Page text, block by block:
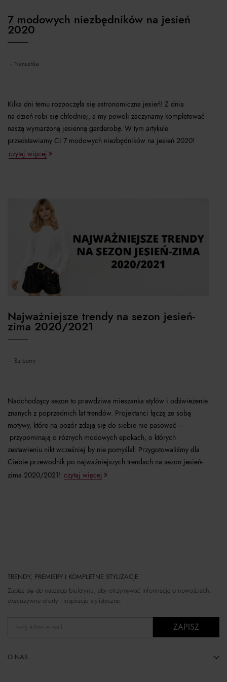
7 modowych niezbędników na jesień
2020
nanushka
Kilka dni temu rozpoczęła się astronomiczna jesień! Z dnia
na dzień robi się chłodniej, a my powoli zaczynamy kompletować
naszą wymarzoną jesienną garderobę. W tym artykule
przedstawiamy Ci 7 modowych niezbędników na jesień 2020!
czytaj więcej
Najważniejsze trendy na sezon jesień-
zima 2020/2021
burberry
Nadchodzący sezon to prawdziwa mieszanka stylów i odświeżenie
znanych z poprzednich lat trendów. Projektanci łączą ze sobą
motywy, które na pozór zdają się do siebie nie pasować –
przypominają o różnych modowych epokach, o których
zestawieniu nikt wcześniej by nie pomyślał. Przygotowaliśmy dla
Ciebie przewodnik po najważniejszych trendach na sezon jesień-
zima 2020/2021! czytaj więcej
TRENDY, PREMIERY I KOMPLETNE STYLIZACJE
Zapisz się do naszego biuletynu, aby otrzymywać informacje o nowościach,
ekskluzywne oferty i inspiracje stylistyczne.
ZAPISZ
O NAS